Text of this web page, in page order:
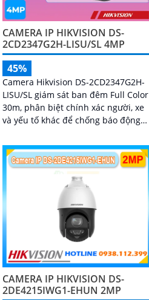
CAMERA IP HIKVISION DS-
2CD2347G2H-LISU/SL 4MP
45%
Camera Hikvision DS-2CD2347G2H-
LISU/SL giám sát ban đêm Full Color
30m, phân biệt chính xác người, xe
và yếu tố khác để chống báo động
CAMERA IP HIKVISION DS-
2DE4215IWG1-EHUN 2MP